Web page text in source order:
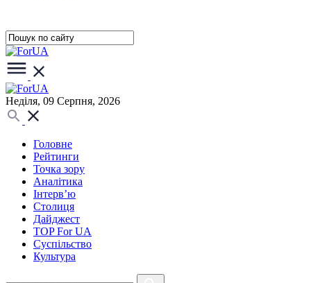
Неділя, 09 Серпня, 2026
Головне
Рейтинги
Точка зору
Аналітика
Інтерв’ю
Столиця
Дайджест
TOP For UA
Суспiльство
Культура